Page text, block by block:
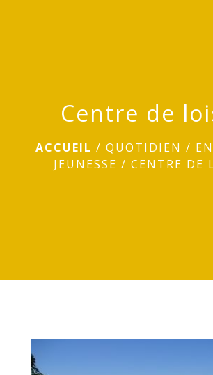
Centre de
ACCUEIL / QUOTIDIEN /
JEUNESSE / CENTRE DE